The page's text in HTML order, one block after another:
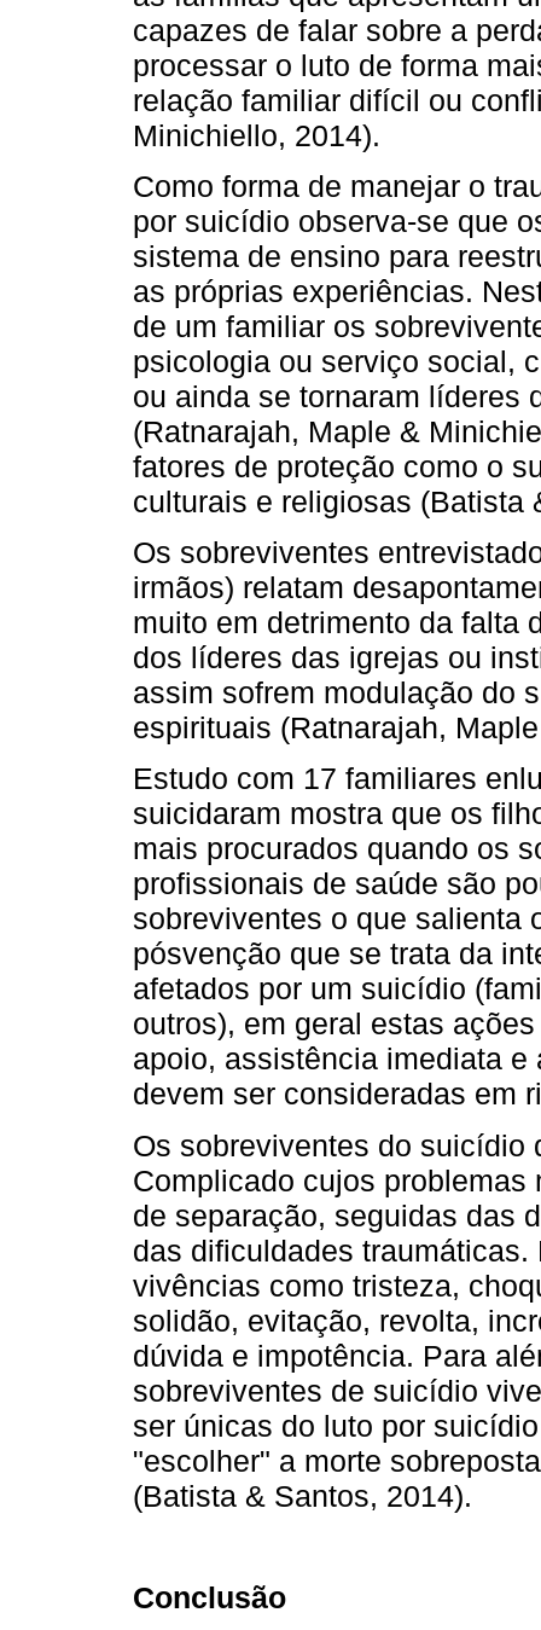
capazes de falar sobre a
processar o luto de forma
relação familiar difícil ou
Minichiello, 2014).
Como forma de manejar o
por suicídio observa-se que
sistema de ensino para
as próprias experiências.
de um familiar os
psicologia ou serviço social,
ou ainda se tornaram líderes
(Ratnarajah, Maple &
fatores de proteção como o
culturais e religiosas (Batista
Os sobreviventes
irmãos) relatam
muito em detrimento da falta
dos líderes das igrejas ou
assim sofrem modulação do
espirituais (Ratnarajah,
Estudo com 17 familiares
suicidaram mostra que os
mais procurados quando os
profissionais de saúde são
sobreviventes o que salienta
pósvenção que se trata da
afetados por um suicídio
outros), em geral estas
apoio, assistência imediata
devem ser consideradas em
Os sobreviventes do suicídio
Complicado cujos
de separação, seguidas das
das dificuldades
vivências como tristeza,
solidão, evitação, revolta,
dúvida e impotência. Para
sobreviventes de suicídio
ser únicas do luto por
"escolher" a morte
(Batista & Santos, 2014).
Conclusão